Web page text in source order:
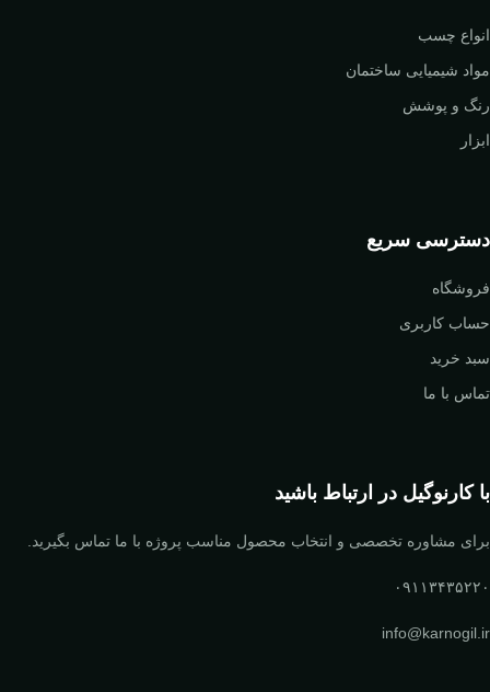
انواع چسب
مواد شیمیایی ساختمان
رنگ و پوشش
ابزار
دسترسی سریع
فروشگاه
حساب کاربری
سبد خرید
تماس با ما
با کارنوگیل در ارتباط باشید
برای مشاوره تخصصی و انتخاب محصول مناسب پروژه با ما تماس بگیرید.
۰۹۱۱۳۴۳۵۲۲۰
info@karnogil.ir